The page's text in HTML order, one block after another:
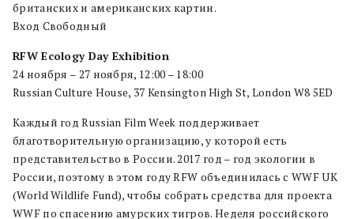
британских и американских картин.
Вход Свободный
RFW Ecology Day Exhibition
24 ноября – 27 ноября, 12:00 – 18:00
Russian Culture House, 37 Kensington High St, London W8 5ED
Каждый год Russian Film Week поддерживает
благотворительную организацию, у которой есть
представительство в России. 2017 год – год экологии в
России, поэтому в этом году RFW объединилась с WWF UK
(World Wildlife Fund), чтобы собрать средства для проекта
WWF по спасению амурских тигров. Неделя российского